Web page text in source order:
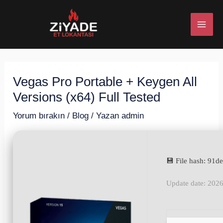
Vegas Pro Portable + Keygen All
Versions (x64) Full Tested
Yorum bırakın / Blog / Yazan admin
💾 File hash:
Update date: